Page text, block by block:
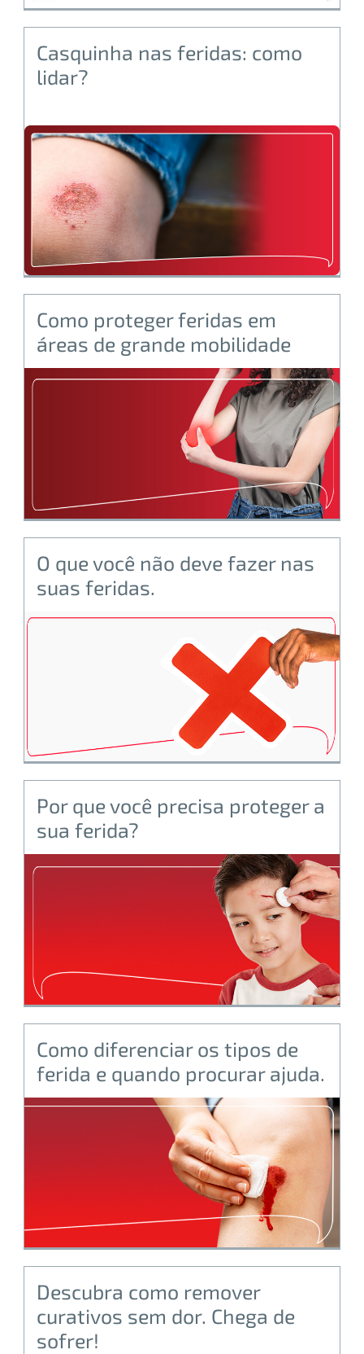
Casquinha nas feridas: como
lidar?
Como proteger feridas em
áreas de grande mobilidade
O que você não deve fazer nas
suas feridas.
Por que você precisa proteger a
sua ferida?
Como diferenciar os tipos de
ferida e quando procurar ajuda.
Descubra como remover
curativos sem dor. Chega de
sofrer!